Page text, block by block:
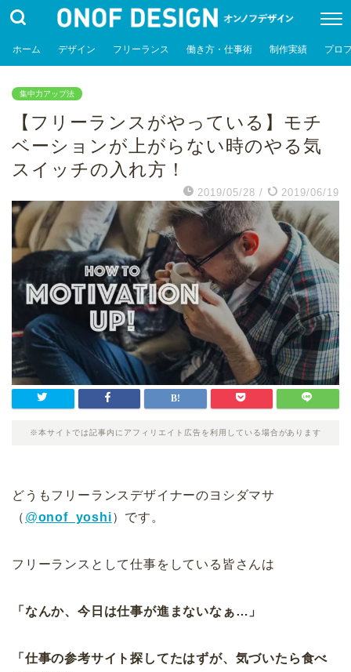
ホーム デザイン フリーランス 働き方・仕事術 制作実績 プロ
集中力アップ法
【フリーランスがやっている】モチ
ベーションが上がらない時のやる気
スイッチの入れ方！
2019/05/28 / 2019/06/19
※本サイトでは記事内にアフィリエイト広告を利用している場合があります
どうもフリーランスデザイナーのヨシダマサ
（ @onof_yoshi）です。
フリーランスとして仕事をしている皆さんは
「なんか、今日は仕事が進まないなぁ…」
「仕事の参考サイト探してたはずが、気づいたら食べ